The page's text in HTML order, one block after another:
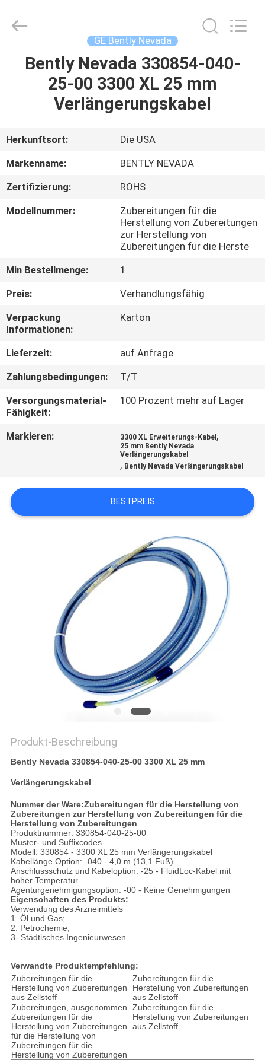
HAUSE
ÜBER
UNS
WERKSBESICHTIGUNG
QUALITÄTSKONTROLLE
KONTAKT
MIT
UNS
NEUIGKEITEN
BITTE UM
EIN
SITEMAP
Reserved.
GE Bently Nevada
Bently Nevada 330854-040-
25-00 3300 XL 25 mm
Verlängerungskabel
Herkunftsort:
Die USA
Markenname:
BENTLY NEVADA
Zertifizierung:
ROHS
Modellnummer:
Zubereitungen für die
Herstellung von Zubereitungen
zur Herstellung von
Zubereitungen für die Herste
Min Bestellmenge:
1
Preis:
Verhandlungsfähig
Verpackung
Informationen:
Karton
Lieferzeit:
auf Anfrage
Zahlungsbedingungen:
T/T
Versorgungsmaterial-
Fähigkeit:
100 Prozent mehr auf Lager
Markieren: 3300 XL Erweiterungs-Kabel ,
25 mm Bently Nevada
Verlängerungskabel
, Bently Nevada Verlängerungskabel
BESTPREIS
Produkt-Beschreibung
Bently Nevada 330854-040-25-00 3300 XL 25 mm
Verlängerungskabel
Nummer der Ware:Zubereitungen für die Herstellung von
Zubereitungen zur Herstellung von Zubereitungen für die
Herstellung von Zubereitungen
Produktnummer: 330854-040-25-00
Muster- und Suffixcodes
Modell: 330854 - 3300 XL 25 mm Verlängerungskabel
Kabellänge Option: -040 - 4,0 m (13,1 Fuß)
Anschlussschutz und Kabeloption: -25 - FluidLoc-Kabel mit
hoher Temperatur
Agenturgenehmigungsoption: -00 - Keine Genehmigungen
Eigenschaften des Produkts:
Verwendung des Arzneimittels
1. Öl und Gas;
2. Petrochemie;
3- Städtisches Ingenieurwesen.
Verwandte Produktempfehlung:
Zubereitungen für die
Herstellung von Zubereitungen
aus Zellstoff
Zubereitungen für die
Herstellung von Zubereitungen
aus Zellstoff
Zubereitungen, ausgenommen
Zubereitungen für die
Herstellung von Zubereitungen
für die Herstellung von
Zubereitungen für die
Herstellung von Zubereitungen
Zubereitungen für die
Herstellung von Zubereitungen
aus Zellstoff